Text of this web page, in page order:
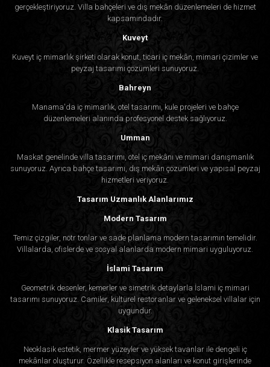
gerçekleştiriyoruz. Villa bahçeleri ve dış mekân düzenlemeleri de hizmet
kapsamındadır.
Kuveyt
Kuveyt iç mimarlık şirketi olarak konut, ticari iç mekân, mimari çizimler ve
peyzaj tasarımı çözümleri sunuyoruz.
Bahreyn
Manama'da iç mimarlık, otel tasarımı, kule projeleri ve bahçe
düzenlemeleri alanında profesyonel destek sağlıyoruz.
Umman
Maskat genelinde villa tasarımı, otel iç mekânı ve mimari danışmanlık
sunuyoruz. Ayrıca bahçe tasarımı, dış mekân çözümleri ve yapısal peyzaj
hizmetleri veriyoruz.
Tasarım Uzmanlık Alanlarımız
Modern Tasarım
Temiz çizgiler, nötr tonlar ve sade planlama modern tasarımın temelidir.
Villalarda, ofislerde ve sosyal alanlarda modern mimari uyguluyoruz.
İslami Tasarım
Geometrik desenler, kemerler ve simetrik detaylarla İslami iç mimari
tasarımı sunuyoruz. Camiler, kültürel restoranlar ve geleneksel villalar için
uygundur.
Klasik Tasarım
Neoklasik estetik, mermer yüzeyler ve yüksek tavanlar ile dengeli iç
mekânlar oluşturur. Özellikle resepsiyon alanları ve konut girişlerinde